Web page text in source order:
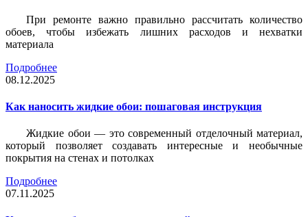
При ремонте важно правильно рассчитать количество
обоев, чтобы избежать лишних расходов и нехватки
материала
Подробнее
08.12.2025
Как наносить жидкие обои: пошаговая инструкция
Жидкие обои — это современный отделочный материал,
который позволяет создавать интересные и необычные
покрытия на стенах и потолках
Подробнее
07.11.2025